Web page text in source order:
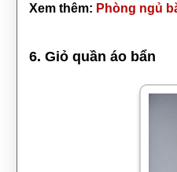
Xem thêm: Phòng ngủ
6. Giỏ quần áo bẩn